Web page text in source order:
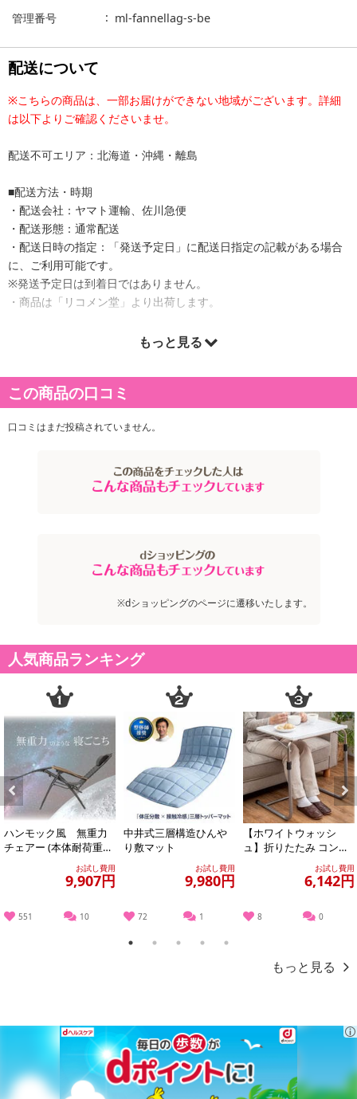
管理番号
ml-fannellag-s-be
配送について
※こちらの商品は、一部お届けができない地域がございます。詳細
は以下よりご確認くださいませ。
配送不可エリア：北海道・沖縄・離島
■配送方法・時期
・配送会社：ヤマト運輸、佐川急便
・配送形態：通常配送
・配送日時の指定：「発送予定日」に配送日指定の記載がある場合
に、ご利用可能です。
※発送予定日は到着日ではありません。
・商品は「リコメン堂」より出荷します。
もっと見る
この商品の口コミ
口コミはまだ投稿されていません。
※dショッピングのページに遷移いたします。
人気商品ランキング
Previous
ハンモック風 無重力
チェアー (本体耐荷重：
100kg／枕、カバー、サ
お試し費用
9,907円
551 10
中井式三層構造ひんや
り敷マット
お試し費用
9,980円
72 1
【ホワイトウォッシ
ュ】折りたたみ コンビ
ニエンステーブルお試し費用
6,142円
8 0
Next
1 2 3 4 5
もっと見る